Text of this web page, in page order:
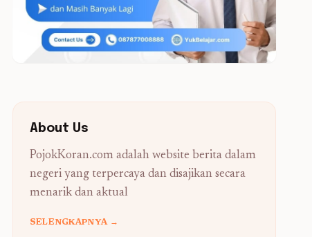
About Us
PojokKoran.com adalah website berita dalam
negeri yang terpercaya dan disajikan secara
menarik dan aktual
SELENGKAPNYA →